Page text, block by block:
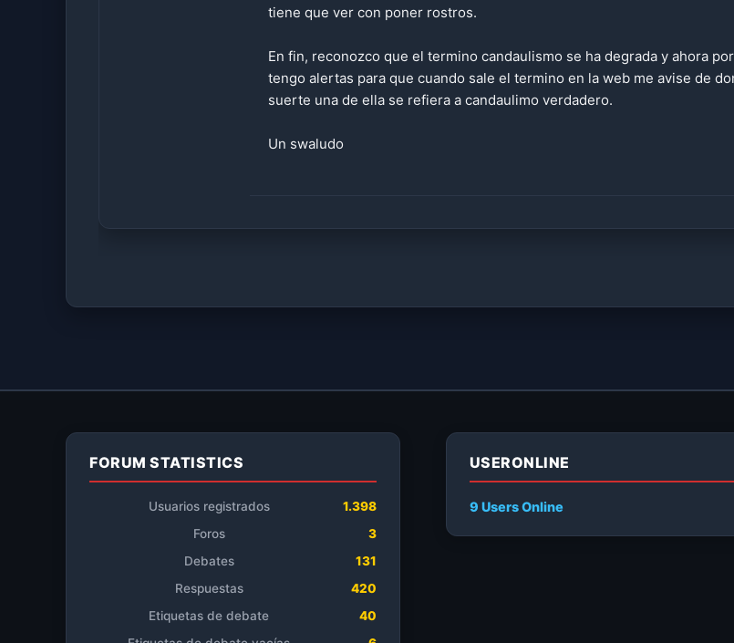
tiene que ver con poner rostros.
En fin, reconozco que el termino candaulismo se ha degrada y ahora
tengo alertas para que cuando sale el termino en la web me avise de
suerte una de ella se refiera a candaulimo verdadero.
Un swaludo
FORUM STATISTICS
Usuarios registrados
1.398
Foros
3
Debates
131
Respuestas
420
Etiquetas de debate
40
USERONLINE
9 UsersOnline